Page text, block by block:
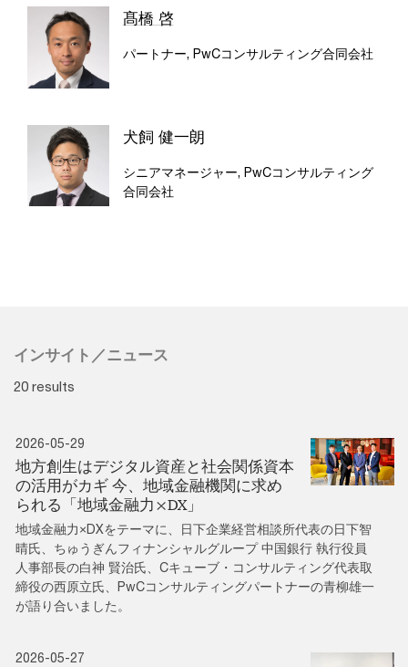
髙橋 啓
パートナー, PwCコンサルティング合同会社
犬飼 健一朗
シニアマネージャー, PwCコンサルティング
合同会社
インサイト／ニュース
20 results
2026-05-29
地方創生はデジタル資産と社会関係資本
の活用がカギ 今、地域金融機関に求め
られる「地域金融力×DX」
地域金融力×DXをテーマに、日下企業経営相談所代表の日下智
晴氏、ちゅうぎんフィナンシャルグループ 中国銀行 執行役員
人事部長の白神 賢治氏、Cキューブ・コンサルティング代表取
締役の西原立氏、PwCコンサルティングパートナーの青柳雄一
が語り合いました。
2026-05-27